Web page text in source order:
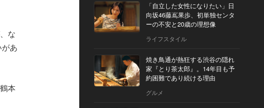
な
あ
本
「自立した女性になりたい」日
向坂46藤嶌果歩、初単独センタ
ーの不安と20歳の理想像
ライフスタイル
焼き鳥通が熱狂する渋谷の隠れ
家『とり茶太郎』。14年目も予
約困難であり続ける理由
グルメ